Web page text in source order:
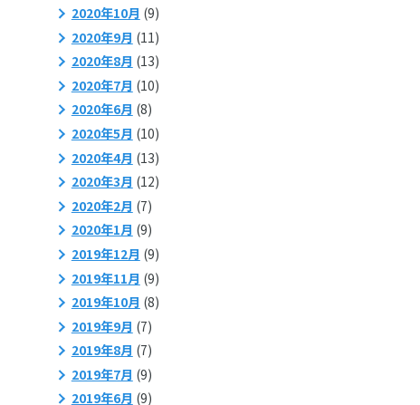
2020年10月 (9)
2020年9月 (11)
2020年8月 (13)
2020年7月 (10)
2020年6月 (8)
2020年5月 (10)
2020年4月 (13)
2020年3月 (12)
2020年2月 (7)
2020年1月 (9)
2019年12月 (9)
2019年11月 (9)
2019年10月 (8)
2019年9月 (7)
2019年8月 (7)
2019年7月 (9)
2019年6月 (9)